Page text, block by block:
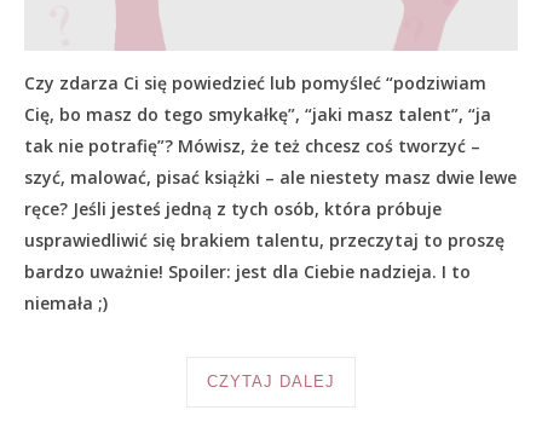
Czy zdarza Ci się powiedzieć lub pomyśleć “podziwiam
Cię, bo masz do tego smykałkę”, “jaki masz talent”, “ja
tak nie potrafię”? Mówisz, że też chcesz coś tworzyć –
szyć, malować, pisać książki – ale niestety masz dwie lewe
ręce? Jeśli jesteś jedną z tych osób, która próbuje
usprawiedliwić się brakiem talentu, przeczytaj to proszę
bardzo uważnie! Spoiler: jest dla Ciebie nadzieja. I to
niemała ;)
CZYTAJ DALEJ